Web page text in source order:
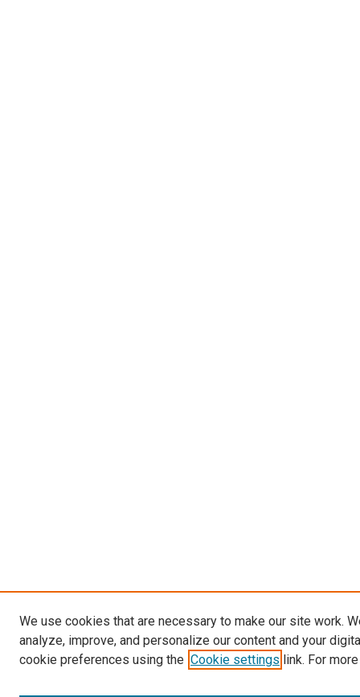
We use cookies that are necessary to make our site work.
analyze, improve, and personalize our content and your
cookie preferences using the Cookie settings link. For